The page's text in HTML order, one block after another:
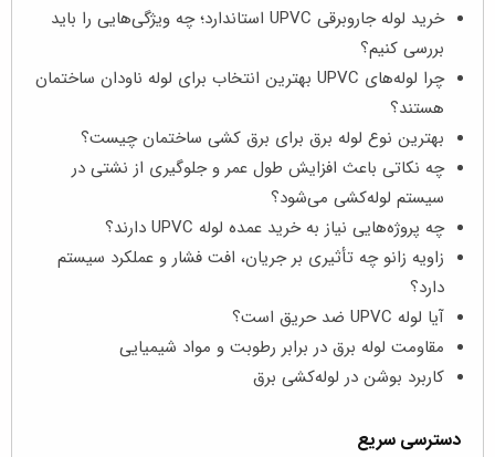
خرید لوله جاروبرقی UPVC استاندارد؛ چه ویژگی‌هایی را باید
بررسی کنیم؟
چرا لوله‌های UPVC بهترین انتخاب برای لوله ناودان ساختمان
هستند؟
بهترین نوع لوله برق برای برق‌ کشی ساختمان چیست؟
چه نکاتی باعث افزایش طول عمر و جلوگیری از نشتی در
سیستم لوله‌کشی می‌شود؟
چه پروژه‌هایی نیاز به خرید عمده لوله UPVC دارند؟
زاویه زانو چه تأثیری بر جریان، افت فشار و عملکرد سیستم
دارد؟
آیا لوله UPVC ضد حریق است؟
مقاومت لوله برق در برابر رطوبت و مواد شیمیایی
کاربرد بوشن در لوله‌کشی برق
دسترسی سریع